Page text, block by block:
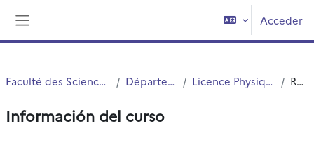
Acceder
Faculté des Sciences et Technologies (FST) Département Physique Licence Physique Appliquée (S5.S6) Resumen
Información del curso